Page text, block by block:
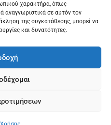
χαρακτήρα, όπως
αναγνωριστικά σε αυτόν τον
της συγκατάθεσης, μπορεί να
και δυνατότητες.
Designed & Developed